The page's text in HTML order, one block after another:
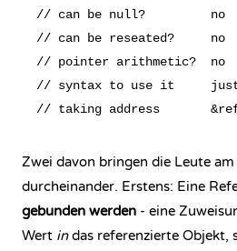
// can be null?
// can be reseated?
// pointer arithmetic?
// syntax to use it     just
Zwei davon bringen die Leute
durcheinander. Erstens: Eine
gebunden werden - eine
Wert indas referenzierte Objekt,